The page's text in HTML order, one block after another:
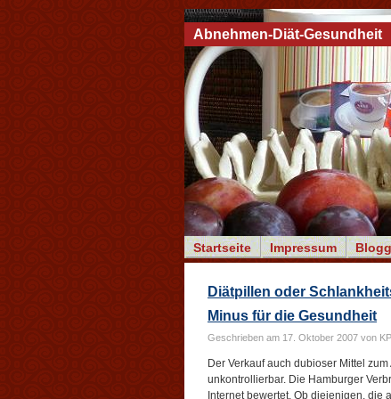
Startseite Impressum
Abnehmen-Diät-Gesundheit
Diätpillen oder
Minus für die Gesundheit
Geschrieben am 17. Oktober 2007 von
Der Verkauf auch dubioser Mittel
unkontrollierbar. Die Hamburger
Internet bewertet. Ob diejenigen, die